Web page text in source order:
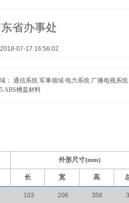
省办事处
07-17 16:56:02
： 通信系统 军事领域 电力系统 广播电视系
槽盖材料
外形尺寸(mm)
长 宽 高
103 206 356